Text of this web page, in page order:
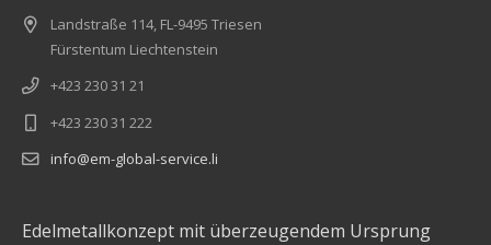
Landstraße 114, FL-9495 Triesen
Fürstentum Liechtenstein
+423 230 31 21
+423 230 31 222
info@em-global-service.li
Edelmetallkonzept mit überzeugendem Ursprung